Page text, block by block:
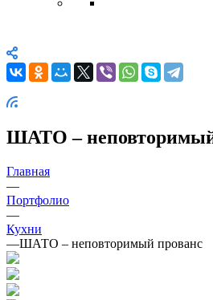
ШАТО –
Главная
—
Портфолио
—
Кухни
—ШАТО – неповторимый прованс